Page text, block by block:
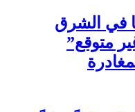
في الشرق
متوقع”